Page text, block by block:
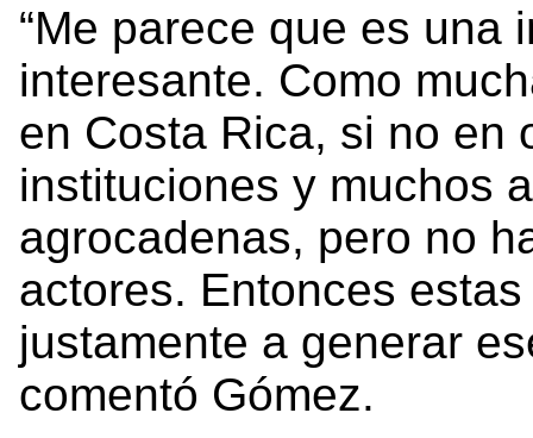
“Me parece que es una
interesante. Como
en Costa Rica, si no en
instituciones y muchos
agrocadenas, pero no
actores. Entonces
justamente a generar
comentó Gómez.